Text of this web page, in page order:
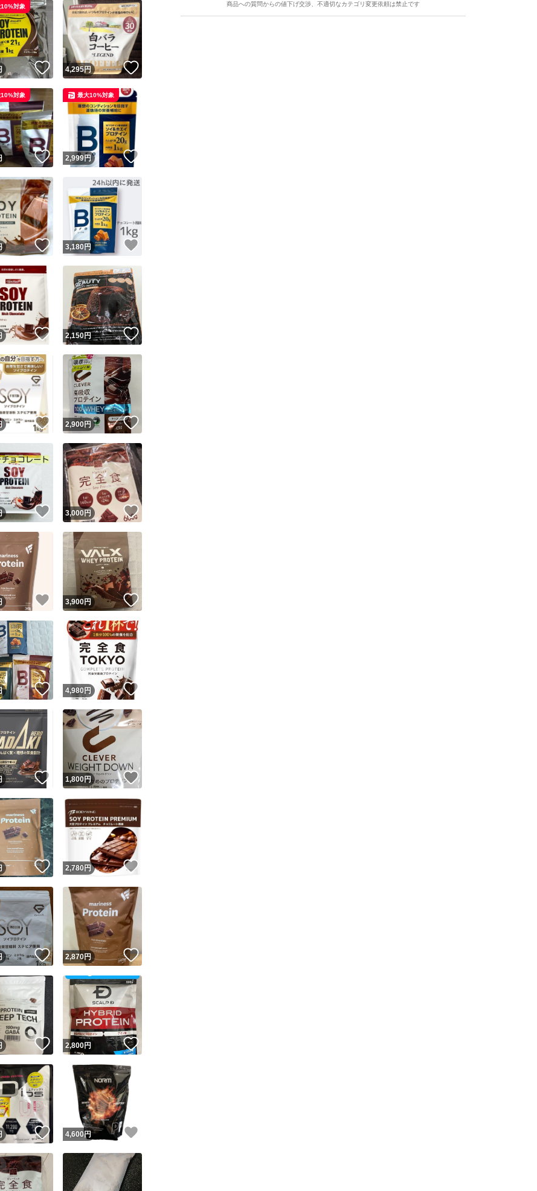
シンプルな原材料で構成されているので、お手持ちのサプリメン
ユーザーの実績について
マが定めた一定の基準を満たしたユーザーにバッジを付与しています
品者
出品者 Yahoo!フリマの基準をクリアした安心・安全なユーザーです
績◯+ このユーザーはYahoo!フリマの取引を完了させた実績があります
マ実績◯+ このユーザーは他フリマサービスでの取引実績があります
心発送
は実績に基づく表示であり、発送を保証しているものではありません
＆安心発送
このユーザーは高頻度で24時間以内＆設定した発送日数内に発送してい
ます
発送 このユーザーは高頻度で24時間以内に発送しています
このユーザーは設定した発送日数内に発送しています
商品への質問からの値下げ交渉、不適切なカテゴリ変更依頼は禁止です
この商品の情報をコピーします
画像の無断転載は禁止されています
ーは1商品につき1回です
出品ページへ
キャンセル
いいね！
対象
4,295円
いいね！
対象
2,999円
最大10%対象
いいね！
3,180円
いいね！
2,150円 いいね！
いいね！
2,900円
いいね！
3,000円
いいね！
3,900円
いいね！
4,980円
いいね！
1,800円 いいね！
いいね！
2,780円
いいね！
2,870円 いいね！
いいね！
2,800円
いいね！
4,600円